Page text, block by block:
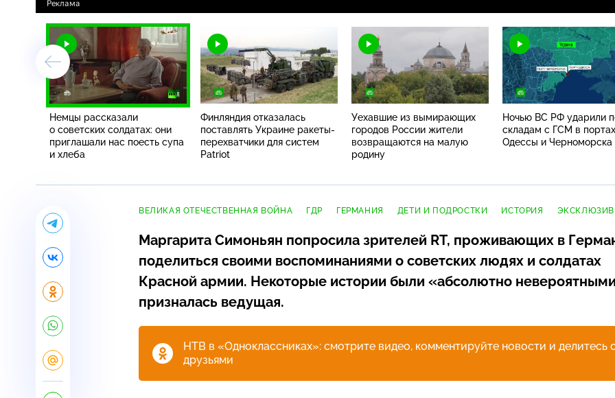
Немцы рассказали
о советских солдатах: они
приглашали нас поесть супа
и хлеба
Финляндия отказалась
поставлять Украине ракеты-
перехватчики для систем
Patriot
Уехавшие из вымирающих
городов России жители
возвращаются на малую
родину
Ночью ВС РФ ударили
складам с ГСМ в портах
Одессы и Черноморска
ВЕЛИКАЯ ОТЕЧЕСТВЕННАЯ ВОЙНА ГДР ГЕРМАНИЯ ДЕТИ И ПОДРОСТКИ ИСТОРИЯ ЭКСКЛЮЗИВ
Маргарита Симоньян попросила зрителей RT, проживающих в
поделиться своими воспоминаниями о советских людях и солдатах
Красной армии. Некоторые истории были «абсолютно
призналась ведущая.
НТВ в «Одноклассниках»: смотрите видео, комментируйте новости и делитесь
друзьями